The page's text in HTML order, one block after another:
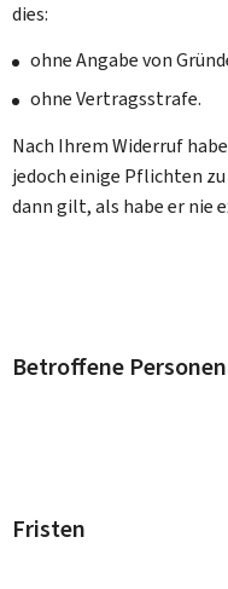
dies:
ohne Angabe von
ohne Vertragsstrafe.
Nach Ihrem Widerruf
jedoch einige Pflichten
dann gilt, als habe er nie
Betroffene Personen
Fristen